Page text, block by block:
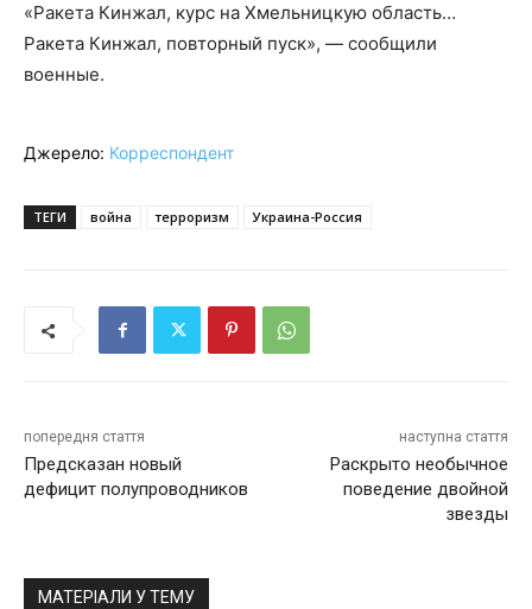
«Ракета Кинжал, курс на Хмельницкую область…
Ракета Кинжал, повторный пуск», — сообщили
военные.
Джерело: Корреспондент
ТЕГИ война терроризм Украина-Россия
попередня стаття
Предсказан новый
дефицит полупроводников
наступна стаття
Раскрыто необычное
поведение двойной
звезды
МАТЕРІАЛИ У ТЕМУ